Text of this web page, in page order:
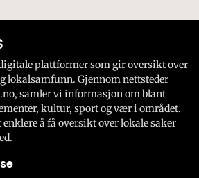
plattformer som gir oversikt over
lokalsamfunn. Gjennom nettsteder
samler vi informasjon om blant
kultur, sport og vær i området.
enklere å få oversikt over lokale saker